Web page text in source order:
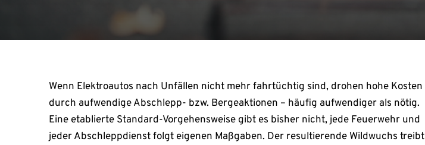
Wenn Elektroautos nach Unfällen nicht mehr fahrtüchtig sind, drohen hohe Kosten
durch aufwendige Abschlepp- bzw. Bergeaktionen – häufig aufwendiger als nötig.
Eine etablierte Standard-Vorgehensweise gibt es bisher nicht, jede Feuerwehr und
jeder Abschleppdienst folgt eigenen Maßgaben. Der resultierende Wildwuchs treibt